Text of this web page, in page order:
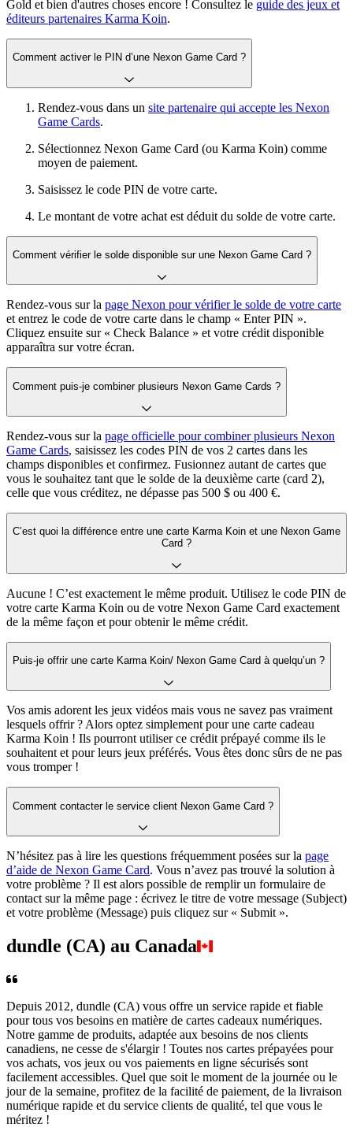
Gold et bien d'autres choses encore ! Consultez le guide des jeux et
éditeurs partenaires Karma Koin.
Comment activer le PIN d’une Nexon Game Card ?
Rendez-vous dans un site partenaire qui accepte les Nexon
Game Cards.
Sélectionnez Nexon Game Card (ou Karma Koin) comme
moyen de paiement.
Saisissez le code PIN de votre carte.
Le montant de votre achat est déduit du solde de votre carte.
Comment vérifier le solde disponible sur une Nexon Game Card ?
Rendez-vous sur la page Nexon pour vérifier le solde de votre carte
et entrez le code de votre carte dans le champ « Enter PIN ».
Cliquez ensuite sur « Check Balance » et votre crédit disponible
apparaîtra sur votre écran.
Comment puis-je combiner plusieurs Nexon Game Cards ?
Rendez-vous sur la page officielle pour combiner plusieurs Nexon
Game Cards, saisissez les codes PIN de vos 2 cartes dans les
champs disponibles et confirmez. Fusionnez autant de cartes que
vous le souhaitez tant que le solde de la deuxième carte (card 2),
celle que vous créditez, ne dépasse pas 500 $ ou 400 €.
C’est quoi la différence entre une carte Karma Koin et une Nexon Game
Card ?
Aucune ! C’est exactement le même produit. Utilisez le code PIN de
votre carte Karma Koin ou de votre Nexon Game Card exactement
de la même façon et pour obtenir le même crédit.
Puis-je offrir une carte Karma Koin/ Nexon Game Card à quelqu’un ?
Vos amis adorent les jeux vidéos mais vous ne savez pas vraiment
lesquels offrir ? Alors optez simplement pour une carte cadeau
Karma Koin ! Ils pourront utiliser ce crédit prépayé comme ils le
souhaitent et pour leurs jeux préférés. Vous êtes donc sûrs de ne pas
vous tromper !
Comment contacter le service client Nexon Game Card ?
N’hésitez pas à lire les questions fréquemment posées sur la page
d’aide de Nexon Game Card. Vous n’avez pas trouvé la solution à
votre problème ? Il est alors possible de remplir un formulaire de
contact sur la même page : écrivez le titre de votre message (Subject)
et votre problème (Message) puis cliquez sur « Submit ».
dundle (CA) au Canada
Depuis 2012, dundle (CA) vous offre un service rapide et fiable
pour tous vos besoins en matière de cartes cadeaux numériques.
Notre gamme de produits, adaptée aux besoins de nos clients
canadiens, ne cesse de s'élargir ! Toutes nos cartes prépayées pour
vos achats, vos jeux ou vos paiements en ligne sécurisés sont
facilement accessibles. Quel que soit le moment de la journée ou le
jour de la semaine, profitez de la facilité de paiement, de la livraison
numérique rapide et du service clients de qualité, tel que vous le
méritez !